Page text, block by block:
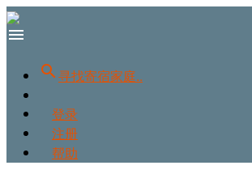
menu
search寻找寄宿家庭..
登录
注册
帮助